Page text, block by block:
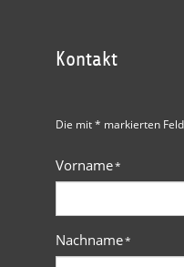
Kontakt
Die mit * markierten
Vorname*
Nachname*